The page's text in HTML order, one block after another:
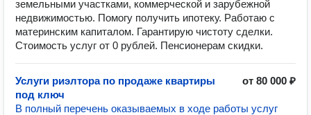
земельными участками, коммерческой и зарубежной
недвижимостью. Помогу получить ипотеку. Работаю с
материнским капиталом. Гарантирую чистоту сделки.
Стоимость услуг от 0 рублей. Пенсионерам скидки.
Услуги риэлтора по продаже квартиры
под ключ
от 80 000 ₽
В полный перечень оказываемых в ходе работы услуг